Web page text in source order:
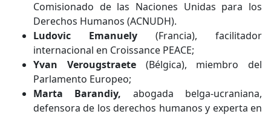
Comisionado de las Naciones Unidas para los
Derechos Humanos (ACNUDH).
Ludovic Emanuely
(Francia), facilitador
internacional en Croissance PEACE;
Yvan Verougstraete (Bélgica), miembro del
Parlamento Europeo;
Marta Barandiy,
abogada belga-ucraniana,
defensora de los derechos humanos y experta en